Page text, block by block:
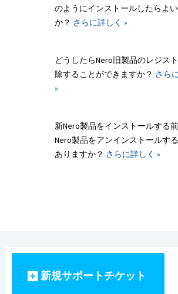
のようにインストールしたらよ
か？ さらに詳しく »
どうしたらNero旧製品のレジス
除することができますか？ さら
»
新Nero製品をインストールする
Nero製品をアンインストールす
ありますか？ さらに詳しく »
新規サポートチケット